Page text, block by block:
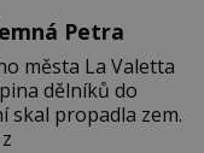
Petra
města La Valetta
dělníků do
skal propadla zem.